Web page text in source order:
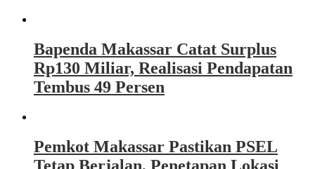
Bapenda Makassar Catat Surplus
Rp130 Miliar, Realisasi Pendapatan
Tembus 49 Persen
Pemkot Makassar Pastikan PSEL